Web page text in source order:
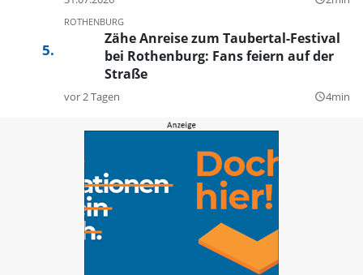
ROTHENBURG
Zähe Anreise zum Taubertal-Festival
bei Rothenburg: Fans feiern auf der
Straße
vor 2 Tagen query_builder4min